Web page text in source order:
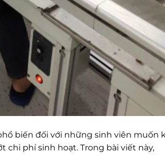
biến đối với những sinh viên muốn
chi phí sinh hoạt. Trong bài viết này,